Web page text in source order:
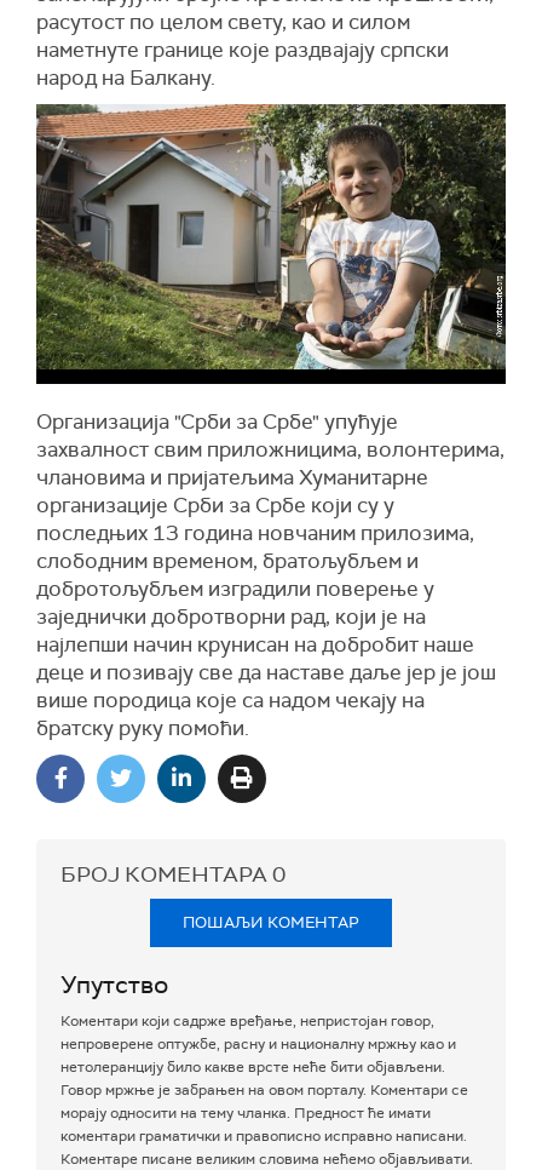
расутост по целом свету, као и силом
наметнуте границе које раздвајају српски
народ на Балкану.
Организација "Срби за Србе" упућује
захвалност свим приложницима, волонтерима,
члановима и пријатељима Хуманитарне
организације Срби за Србе који су у
последњих 13 година новчаним прилозима,
слободним временом, братољубљем и
добротољубљем изградили поверење у
заједнички добротворни рад, који је на
најлепши начин крунисан на добробит наше
деце и позивају све да наставе даље јер је још
више породица које са надом чекају на
братску руку помоћи.
БРОЈ КОМЕНТАРА0
ПОШАЉИ КОМЕНТАР
Упутство
Коментари који садрже вређање, непристојан говор,
непроверене оптужбе, расну и националну мржњу као и
нетолеранцију било какве врсте неће бити објављени.
Говор мржње је забрањен на овом порталу. Коментари се
морају односити на тему чланка. Предност ће имати
коментари граматички и правописно исправно написани.
Коментаре писане великим словима нећемо објављивати.